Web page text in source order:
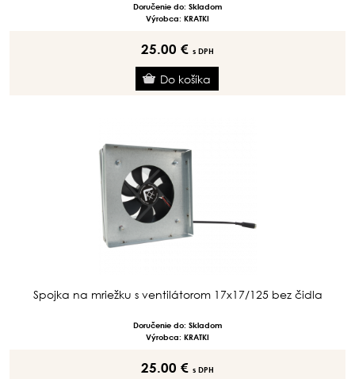
Doručenie do: Skladom
Výrobca: KRATKI
25.00 € s DPH
Spojka na mriežku s ventilátorom 17x17/125 bez čidla
Doručenie do: Skladom
Výrobca: KRATKI
25.00 € s DPH